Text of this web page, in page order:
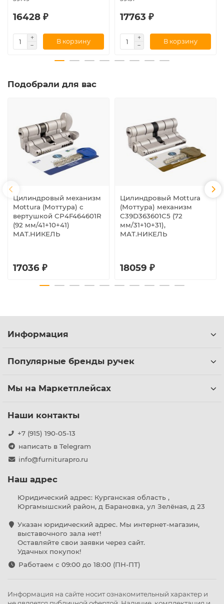
16428 ₽
В корзину
17763 ₽
В корзину
Подобрали для вас
Цилиндровый механизм
Mottura (Моттура) с
вертушкой CP4F464601R
(92 мм/41+10+41)
МАТ.НИКЕЛЬ
17036 ₽
Цилиндровый Mottura
(Моттура) механизм
C39D363601C5 (72
мм/31+10+31),
МАТ.НИКЕЛЬ
18059 ₽
Информация
Популярные бренды ручек
Мы на Маркетплейсах
Наши контакты
+7 (915) 190-05-13
написать в Telegram
info@furniturapro.ru
Наш адрес
Юридический адрес: Курганская область ,
Юргамышский район, д Барановка, ул Зелёная, д 23
Указан юридический адрес. Мы интернет-магазин,
выставочного зала нет!
Оставляйте свои заявки через сайт.
Удачных покупок!
Работаем с 09:00 до 18:00 (ПН-ПТ)
Информация на сайте носит ознакомительный характер и